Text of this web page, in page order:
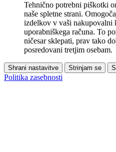
Tehnično potrebni piškotki
naše spletne strani.
izdelkov v vaši nakupovalni
uporabniškega računa. To
ničesar sklepati, prav tako
posredovani tretjim osebam.
Shrani nastavitve Strinjam se
Politika zasebnosti